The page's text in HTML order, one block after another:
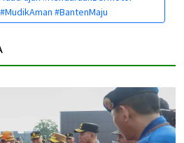
#BantenMaju